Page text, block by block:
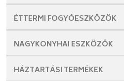
ÉTTERMI FOGYÓESZKÖZÖK
NAGYKONYHAI ESZKÖZÖK
HÁZTARTÁSI TERMÉKEK